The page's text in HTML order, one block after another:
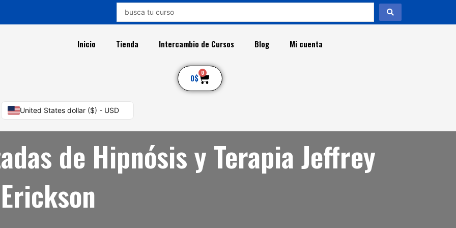
Search
...
Inicio Tienda Intercambio de Cursos Blog Mi cuenta
0$ 0 Cart
United States dollar ($) - USD
de Hipnósis y Terapia Jeffrey